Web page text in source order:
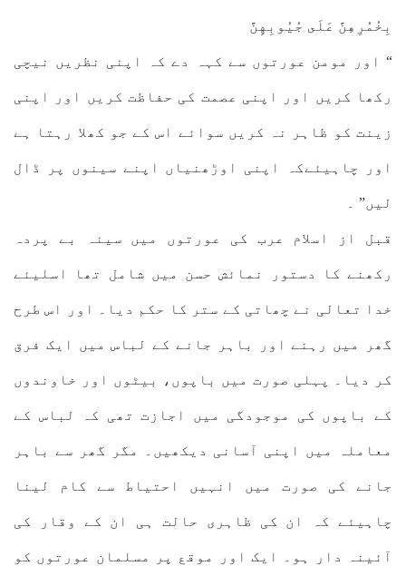
بِخُمُرِهِنَّ عَلَى جُيُوبِهِنَّ
“ اور مومن عورتوں سے کہہ دے کہ اپنی نظریں نیچی
رکھا کریں اور اپنی عصمت کی حفاظت کریں اور اپنی
زینت کو ظاہر نہ کریں سوائے اس کے جو کھلا رہتا ہے
اور چاہیئےکہ اپنی اوڑھنیاں اپنے سینوں پر ڈال
لیں” ۔
قبل از اسلام عرب کی عورتوں میں سینہ بے پردہ
رکھنے کا دستور نمائش حسن میں شامل تھا اسلیئے
خدا تعالی نے چھاتی کے ستر کا حکم دیا۔ اور اس طرح
گھر میں رہنے اور باہر جانے کے لباس میں ایک فرق
کر دیا۔ پہلی صورت میں باپوں، بیٹوں اور خاوندوں
کے باپوں کی موجودگی میں اجازت تھی کہ لباس کے
معاملہ میں اپنی آسانی دیکھیں۔ مگر گھر سے باہر
جانے کی صورت میں انہیں احتیاط سے کام لینا
چاہیئے کہ ان کی ظاہری حالت ہی ان کے وقار کی
آئینہ دار ہو۔ ایک اور موقع پر مسلمان عورتوں کو